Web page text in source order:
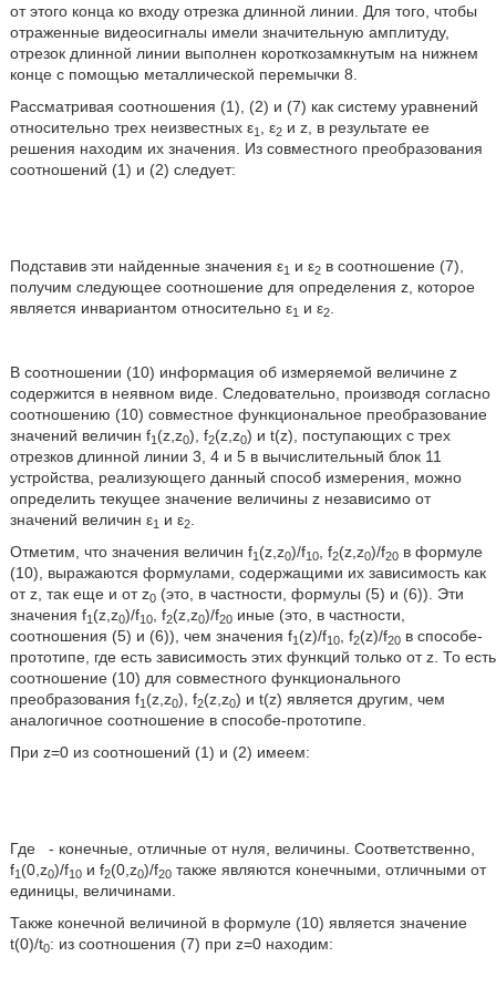
от этого конца ко входу отрезка длинной линии. Для того, чтобы
отраженные видеосигналы имели значительную амплитуду,
отрезок длинной линии выполнен короткозамкнутым на нижнем
конце с помощью металлической перемычки 8.
Рассматривая соотношения (1), (2) и (7) как систему уравнений
относительно трех неизвестных ε1 , ε2и z, в результате ее
решения находим их значения. Из совместного преобразования
соотношений (1) и (2) следует:
Подставив эти найденные значения ε1 и ε2в соотношение (7),
получим следующее соотношение для определения z, которое
является инвариантом относительно ε1 и ε2.
В соотношении (10) информация об измеряемой величине z
содержится в неявном виде. Следовательно, производя согласно
соотношению (10) совместное функциональное преобразование
значений величин f1 (z,z0), f2(z,z0) и t(z), поступающих с трех
отрезков длинной линии 3, 4 и 5 в вычислительный блок 11
устройства, реализующего данный способ измерения, можно
определить текущее значение величины z независимо от
значений величин ε1 и ε2.
Отметим, что значения величин f1 (z,z0)/f10, f2(z,z0)/f20в формуле
(10), выражаются формулами, содержащими их зависимость как
от z, так еще и от z0(это, в частности, формулы (5) и (6)). Эти
значения f1 (z,z0)/f10, f2(z,z0)/f20иные (это, в частности,
соотношения (5) и (6)), чем значения f1 (z)/f10, f2(z)/f20в способе-
прототипе, где есть зависимость этих функций только от z. То есть
соотношение (10) для совместного функционального
преобразования f1 (z,z0), f2(z,z0) и t(z) является другим, чем
аналогичное соотношение в способе-прототипе.
При z=0 из соотношений (1) и (2) имеем:
Где
- конечные, отличные от нуля, величины. Соответственно,
f1 (0,z0)/f10и f2(0,z0)/f20также являются конечными, отличными от
единицы, величинами.
Также конечной величиной в формуле (10) является значение
t(0)/t0: из соотношения (7) при z=0 находим: